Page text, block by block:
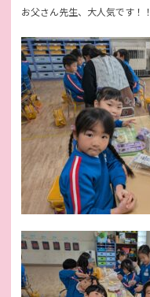
お父さん先生、大人気です！！